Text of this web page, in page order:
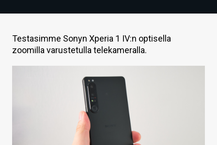
HINTA.FI
Testasimme Sonyn Xperia 1 IV:n optisella
zoomilla varustetulla telekameralla.